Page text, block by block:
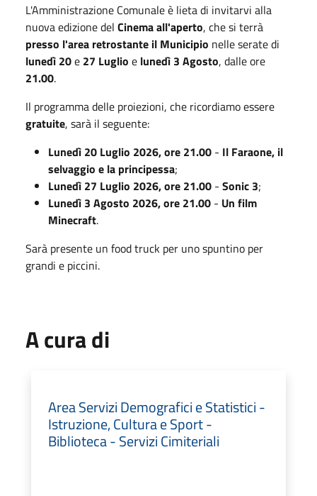
L'Amministrazione Comunale è lieta di invitarvi alla
nuova edizione del Cinema all'aperto, che si terrà
presso l'area retrostante il Municipio nelle serate di
lunedì 20e 27 Luglio e lunedì 3 Agosto, dalle ore
21.00.
Il programma delle proiezioni, che ricordiamo essere
gratuite, sarà il seguente:
Lunedì 20 Luglio 2026, ore 21.00 - Il Faraone, il
selvaggio e la principessa;
Lunedì 27 Luglio 2026, ore 21.00 - Sonic 3;
Lunedì 3 Agosto 2026, ore 21.00 - Un film
Minecraft.
Sarà presente un food truck per uno spuntino per
grandi e piccini.
A cura di
Area Servizi Demografici e Statistici -
Istruzione, Cultura e Sport -
Biblioteca - Servizi Cimiteriali